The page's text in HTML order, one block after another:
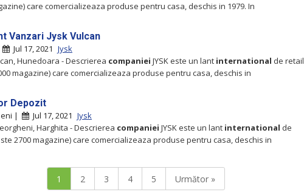
care comercializeaza produse pentru casa, deschis in 1979. In
Vanzari Jysk Vulcan
Jul 17, 2021 Jysk
Hunedoara - Descrierea companiei JYSK este un lant international de retail
magazine) care comercializeaza produse pentru casa, deschis in
Depozit
| Jul 17, 2021 Jysk
Harghita - Descrierea companiei JYSK este un lant international de
2700 magazine) care comercializeaza produse pentru casa, deschis in
1 2 3 4 5 Următor »